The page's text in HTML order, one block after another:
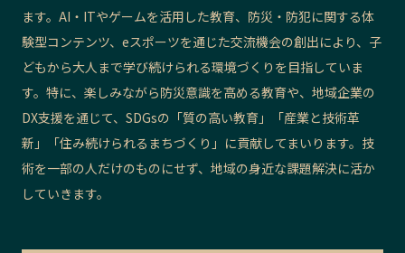
ます。AI・ITやゲームを活用した教育、防災・防犯に関する体
験型コンテンツ、eスポーツを通じた交流機会の創出により、子
どもから大人まで学び続けられる環境づくりを目指していま
す。特に、楽しみながら防災意識を高める教育や、地域企業の
DX支援を通じて、SDGsの「質の高い教育」「産業と技術革
新」「住み続けられるまちづくり」に貢献してまいります。技
術を一部の人だけのものにせず、地域の身近な課題解決に活か
していきます。